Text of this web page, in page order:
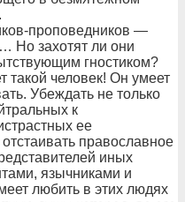
проповедников —
Но захотят ли они
гностиком?
такой человек! Он умеет
Убеждать не только
к
ее
православное
иных
язычниками и
любить в этих людях